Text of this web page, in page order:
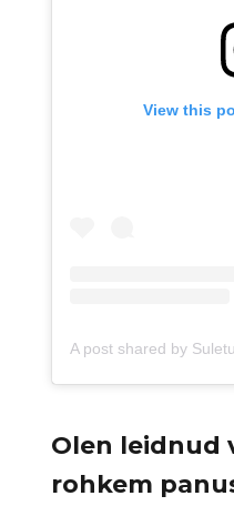
View this
Olen leidnud
rohkem